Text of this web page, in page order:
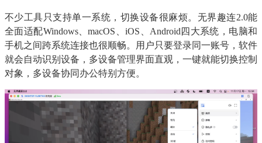
不少工具只支持单一系统，切换设备很麻烦。无界趣连2.0能
全面适配Windows、macOS、iOS、Android四大系统，电脑和
手机之间跨系统连接也很顺畅。用户只要登录同一账号，软件
就会自动识别设备，多设备管理界面直观，一键就能切换控制
对象，多设备协同办公特别方便。